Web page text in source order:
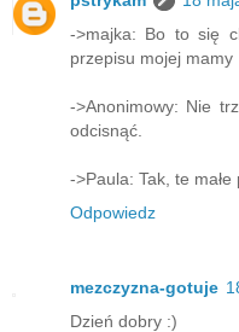
->majka: Bo to się
przepisu mojej mamy
->Anonimowy: Nie
odcisnąć.
->Paula: Tak, te
Odpowiedz
mezczyzna-gotuje
Dzień dobry :)